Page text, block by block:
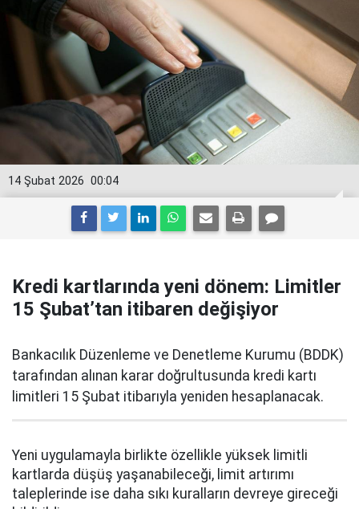
00:04
14 Şubat 2026
Kredi kartlarında yeni dönem: Limitler
15 Şubat’tan itibaren değişiyor
Bankacılık Düzenleme ve Denetleme Kurumu (BDDK)
tarafından alınan karar doğrultusunda kredi kartı
limitleri 15 Şubat itibarıyla yeniden hesaplanacak.
Yeni uygulamayla birlikte özellikle yüksek limitli
kartlarda düşüş yaşanabileceği, limit artırımı
taleplerinde ise daha sıkı kuralların devreye gireceği